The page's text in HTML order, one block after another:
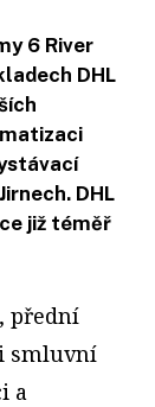
6 River
DHL
DHL
již téměř
přední
smluvní
a